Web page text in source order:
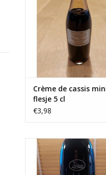
Crème de cassis
flesje 5 cl
€3,98
Cassis likeur in sierflesfles
- Zuidam
TOEVOEGEN AAN